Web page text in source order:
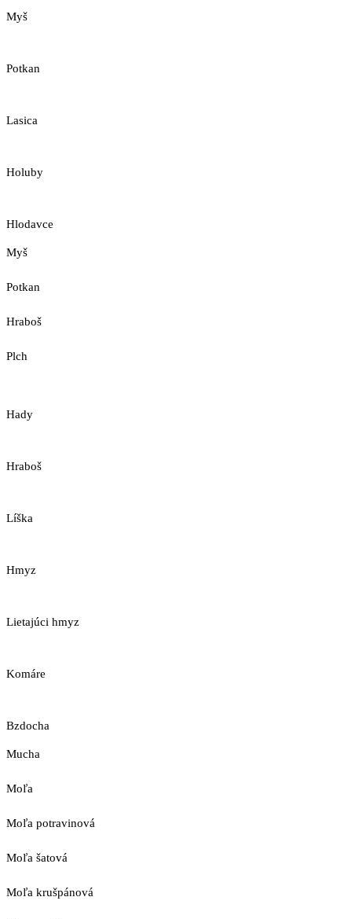
Myš
Potkan
Lasica
Holuby
Hlodavce
Myš
Potkan
Hraboš
Plch
Hady
Hraboš
Líška
Hmyz
Lietajúci hmyz
Komáre
Bzdocha
Mucha
Moľa
Moľa potravinová
Moľa šatová
Moľa krušpánová